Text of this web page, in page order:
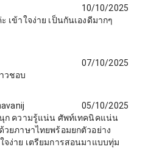
10/10/2025
เข้าใจง่าย เป็นกันเองดีมากๆ
07/10/2025
วชอบ
05/10/2025
ก ความรู้แน่น ศัพท์เทคนิคแน่น
วยภาษาไทยพร้อมยกตัวอย่าง
จง่าย เตรียมการสอนมาแบบทุ่ม